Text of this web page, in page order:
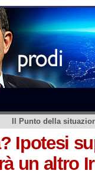
Il Punto della
Ipotesi
un altro